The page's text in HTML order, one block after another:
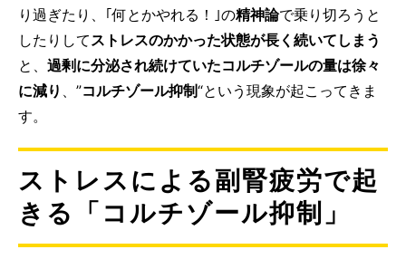
り過ぎたり、｢何とかやれる！｣の精神論で乗り切ろうと
したりしてストレスのかかった状態が長く続いてしまう
と、 過剰に分泌され続けていたコルチゾールの量は徐々
に減り 、”コルチゾール抑制“という現象が起こってきま
す。
ストレスによる副腎疲労で起
きる「コルチゾール抑制」